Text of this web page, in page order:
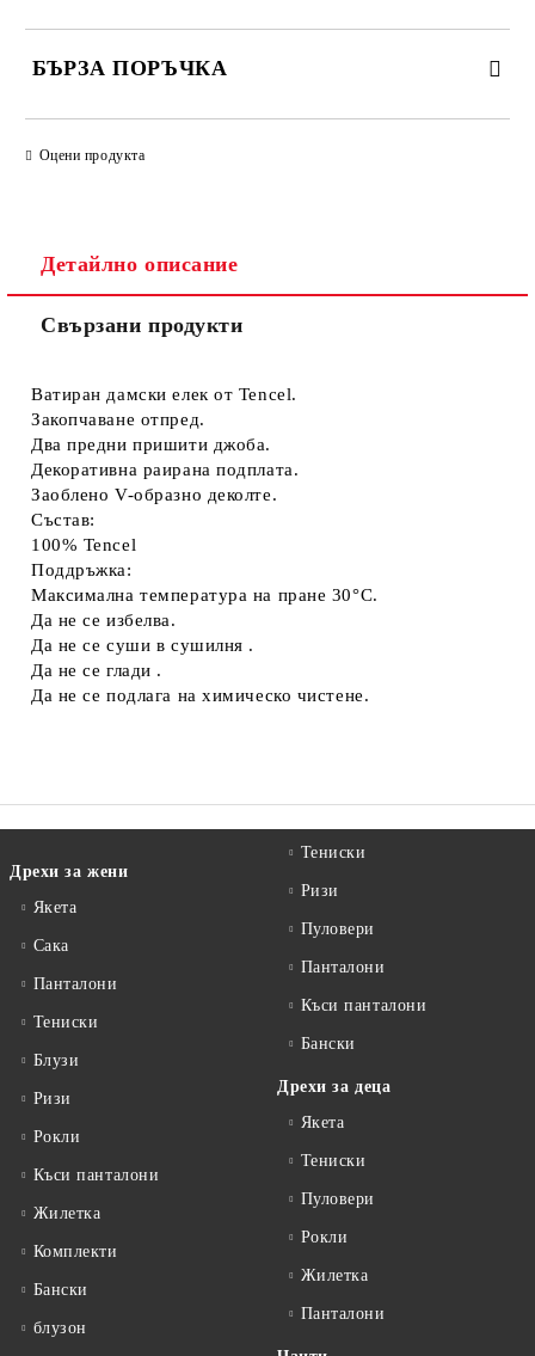
БЪРЗА ПОРЪЧКА
Ние ще се свържем с вас в рамките на работния ден.
Оцени продукта
Детайлно описание
Свързани продукти
Ватиран дамски елек от Tencel.
Закопчаване отпред.
Два предни пришити джоба.
Декоративна раирана подплата.
Заоблено V-образно деколте.
Състав:
100% Tencel
Поддръжка:
Максимална температура на пране 30°C.
Да не се избелва.
Да не се суши в сушилня .
Да не се глади .
Да не се подлага на химическо чистене.
Дрехи за жени
Якета
Сакa
Панталони
Тениски
Блузи
Ризи
Рокли
Къси панталони
Жилетка
Комплекти
Бански
блузон
Тениски
Ризи
Пуловери
Панталони
Къси панталони
Бански
Дрехи за деца
Якета
Тениски
Пуловери
Рокли
Жилетка
Панталони